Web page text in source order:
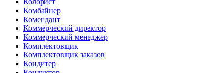
Колорист
Комбайнер
Комендант
Коммерческий директор
Коммерческий менеджер
Комплектовщик
Комплектовщик заказов
Кондитер